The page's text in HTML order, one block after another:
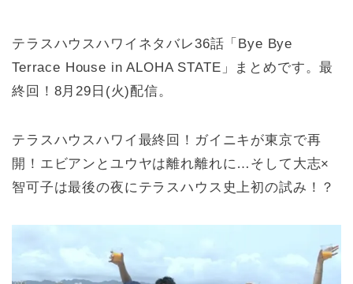
テラスハウスハワイネタバレ36話「Bye Bye
Terrace House in ALOHA STATE」まとめです。最
終回！8月29日(火)配信。
テラスハウスハワイ最終回！ガイニキが東京で再
開！エビアンとユウヤは離れ離れに…そして大志×
智可子は最後の夜にテラスハウス史上初の試み！？